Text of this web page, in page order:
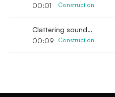
00:01
Construction
Clattering sound in workshop
00:09
Construction